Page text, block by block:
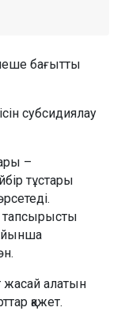
бағытты
субсидиялау
–
тұстары
тапсырысты
жасай алатын
қажет.